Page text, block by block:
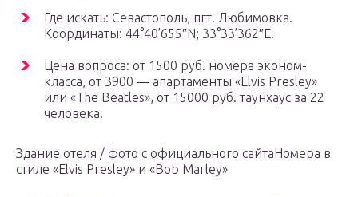
Где искать: Севастополь, пгт. Любимовка.
Координаты: 44°40’655″N; 33°33’362″E.
Цена вопроса: от 1500 руб. номера эконом-
класса, от 3900 — апартаменты «Elvis Presley»
или «The Beatles», от 15000 руб. таунхаус за 22
человека.
Здание отеля / фото с официального сайтаНомера в
стиле «Elvis Presley» и «Bob Marley»